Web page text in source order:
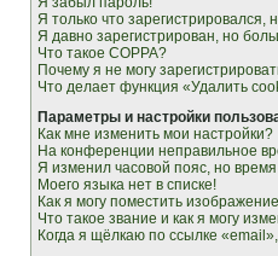
Я только что зарегистрировался,
Я давно зарегистрирован, но
Что такое COPPA?
Почему я не могу
Что делает функция «Удалить
Параметры и настройки
Как мне изменить мои настройки?
На конференции неправильное
Я изменил часовой пояс, но
Моего языка нет в списке!
Как я могу поместить
Что такое звание и как я могу
Когда я щёлкаю по ссылке